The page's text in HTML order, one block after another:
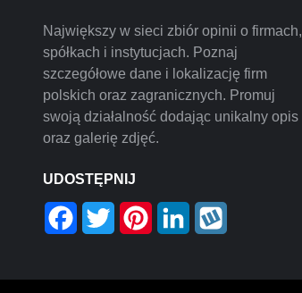
Największy w sieci zbiór opinii o firmach,
spółkach i instytucjach. Poznaj
szczegółowe dane i lokalizację firm
polskich oraz zagranicznych. Promuj
swoją działalność dodając unikalny opis
oraz galerię zdjęć.
UDOSTĘPNIJ
Facebook
Twitter PinterestLinkedIn